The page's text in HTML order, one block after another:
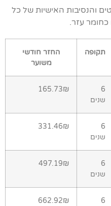
והנסיבות האישיות של כל
עזר.
תקופה
החזר חודשי
משוער
6
שנים
165.73₪
6
שנים
331.46₪
6
שנים
497.19₪
6
662.92₪